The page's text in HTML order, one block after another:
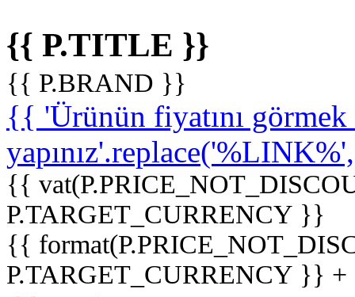
{{ P.TITLE }}
{{ P.BRAND }}
{{ 'Ürünün fiyatını
{{
P.TARGET_CURRENCY }}
{{
P.TARGET_CURRENCY }}